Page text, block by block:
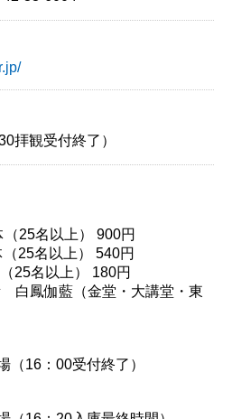
拝観受付終了）
名以上） 900円
名以上） 540円
名以上） 180円
白鳳伽藍（金堂・大講堂・東
16：00受付終了）